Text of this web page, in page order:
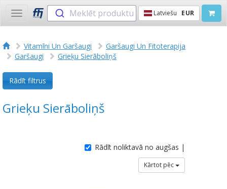
Toggle
navigation
Meklēt produktu Latviešu EUR
Vitamīni Un Garšaugi
Garšaugi Un Fitoterapija
Garšaugi
Grieķu Sierāboliņš
Rādīt filtrus
Grieķu Sierāboliņš
Rādīt noliktavā no augšas |
Kārtot pēc